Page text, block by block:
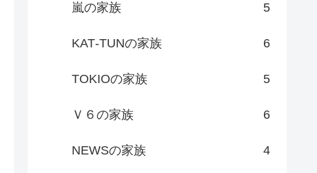
嵐の家族 5
KAT‐TUNの家族 6
TOKIOの家族 5
Ｖ６の家族 6
NEWSの家族 4